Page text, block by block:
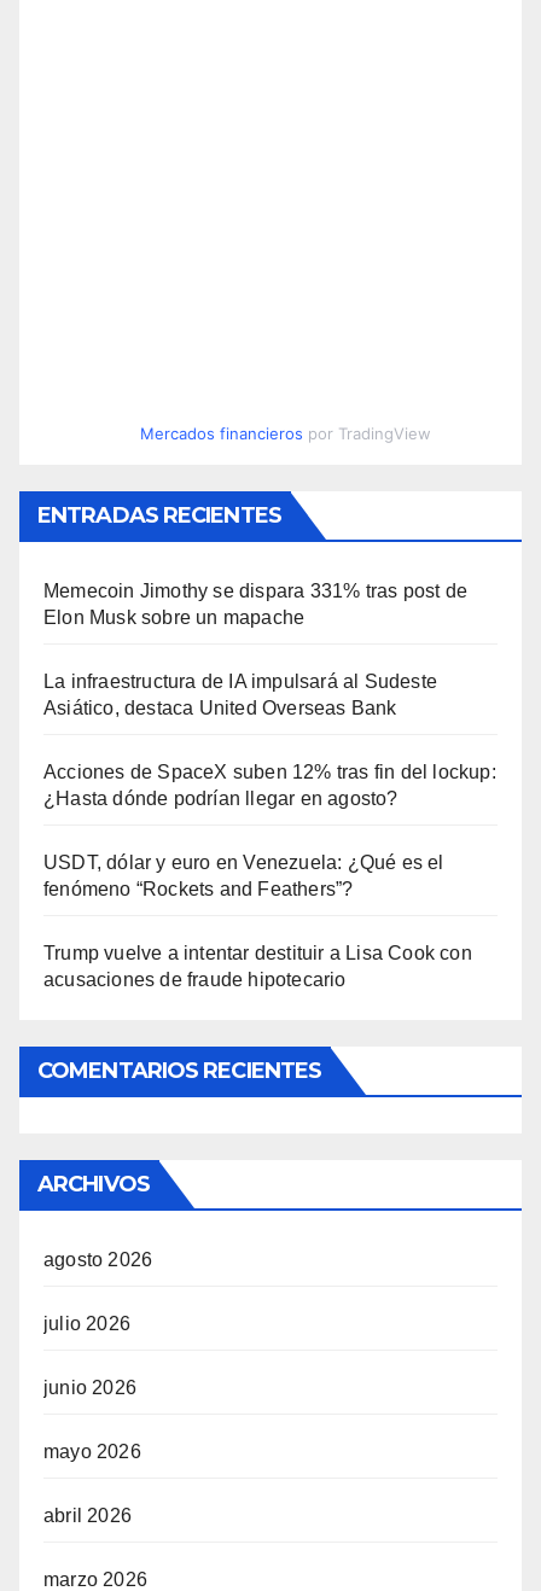
Mercados financieros por TradingView
ENTRADAS RECIENTES
Memecoin Jimothy se dispara 331% tras post de
Elon Musk sobre un mapache
La infraestructura de IA impulsará al Sudeste
Asiático, destaca United Overseas Bank
Acciones de SpaceX suben 12% tras fin del lockup:
¿Hasta dónde podrían llegar en agosto?
USDT, dólar y euro en Venezuela: ¿Qué es el
fenómeno “Rockets and Feathers”?
Trump vuelve a intentar destituir a Lisa Cook con
acusaciones de fraude hipotecario
COMENTARIOS RECIENTES
ARCHIVOS
agosto 2026
julio 2026
junio 2026
mayo 2026
abril 2026
marzo 2026